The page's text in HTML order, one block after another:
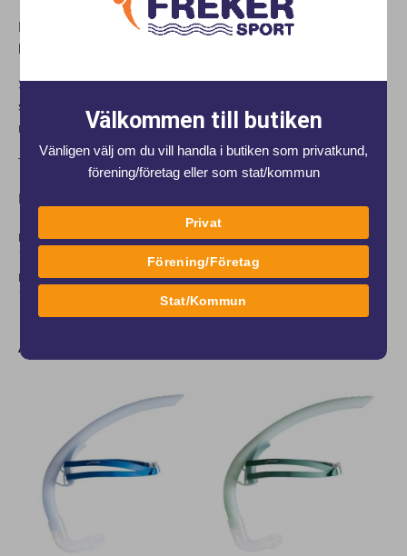
Fuse är en tävlingsbadbyxa med hög kompression för att
hjälpa dig till bra hållning i vattnet.
Sömmarna är limmade, och på insidan av benet längst ner
sitter en "klisterremsa" för att byxan skall sitta på plats även i
rörelse.
Tyget har en 4-vägs strech
FINA Godkänd
DOKUMENT
DELA
Andra produkter från samma varumärke
Välkommen till butiken
Vänligen välj om du vill handla i butiken som privatkund,
förening/företag eller som stat/kommun
Privat
Förening/Företag
Stat/Kommun